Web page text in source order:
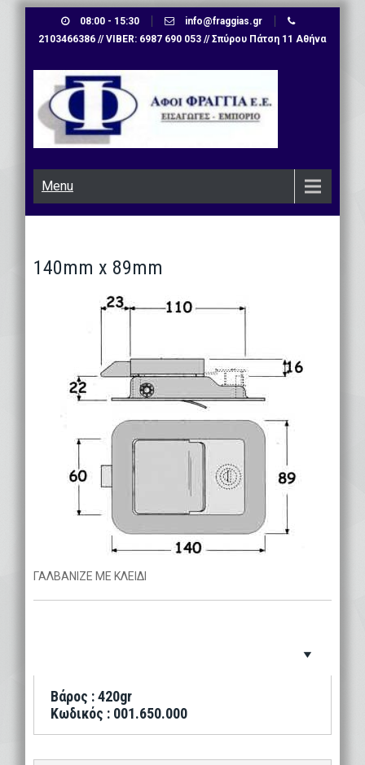
08:00 - 15:30
info@fraggias.gr
2103466386 // VIBER: 6987 690 053 // Σπύρου Πάτση 11 Αθήνα
Menu
140mm x 89mm
ΓΑΛΒΑΝΙΖΕ ΜΕ ΚΛΕΙΔΙ
Βάρος : 420gr
Κωδικός : 001.650.000